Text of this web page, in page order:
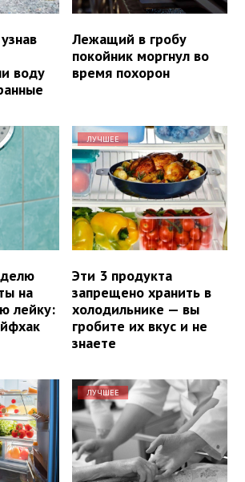
воду
Лежащий в гробу
покойник моргнул во
время похорон
на
лейку:
ЛУЧШЕЕ
Эти 3 продукта
запрещено хранить в
холодильнике — вы
гробите их вкус и не
знаете
ЛУЧШЕЕ